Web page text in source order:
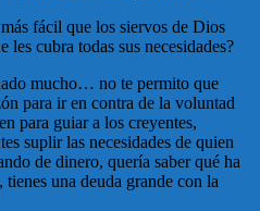
fácil que los siervos de Dios
cubra todas sus necesidades?
mucho… no te permito que
para ir en contra de la voluntad
para guiar a los creyentes,
suplir las necesidades de quien
de dinero, quería saber qué ha
una deuda grande con la